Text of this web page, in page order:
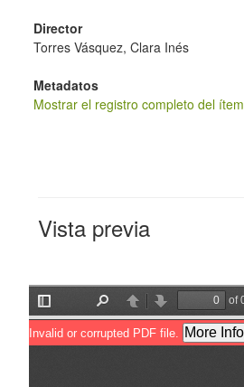
Director
Torres Vásquez, Clara Inés
Metadatos
Mostrar el registro completo del ítem
Vista previa